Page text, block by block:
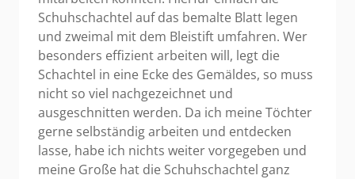
Schuhschachtel auf das bemalte Blatt legen
und zweimal mit dem Bleistift umfahren. Wer
besonders effizient arbeiten will, legt die
Schachtel in eine Ecke des Gemäldes, so muss
nicht so viel nachgezeichnet und
ausgeschnitten werden. Da ich meine Töchter
gerne selbständig arbeiten und entdecken
lasse, habe ich nichts weiter vorgegeben und
meine Große hat die Schuhschachtel ganz